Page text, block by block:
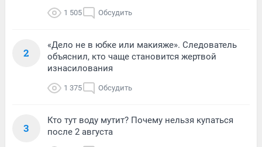
1 505 Обсудить
2
«Дело не в юбке или макияже». Следователь
объяснил, кто чаще становится жертвой
изнасилования
1 375 Обсудить
3
Кто тут воду мутит? Почему нельзя купаться
после 2 августа